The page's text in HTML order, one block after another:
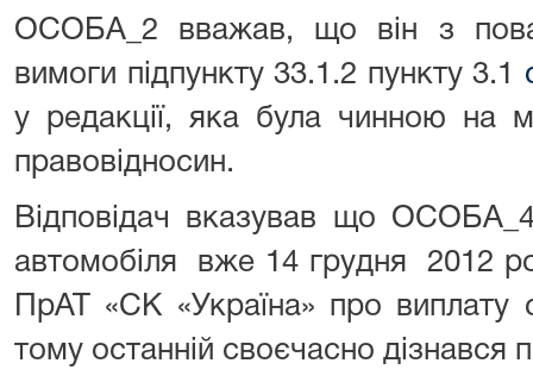
ОСОБА_2 вважав, що він з
вимоги підпункту 33.1.2 пункту 3.1
у редакції, яка була чинною на
правовідносин.
Відповідач вказував що
автомобіля вже 14 грудня 2012
ПрАТ «СК «Україна» про виплату
тому останній своєчасно дізнався